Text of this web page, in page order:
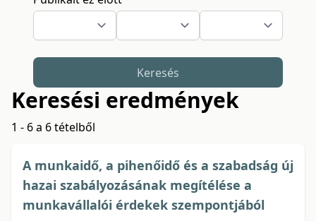
Keresés
Keresési eredmények
1 - 6 a 6 tételből
A munkaidő, a pihenőidő és a szabadság új
hazai szabályozásának megítélése a
munkavállalói érdekek szempontjából